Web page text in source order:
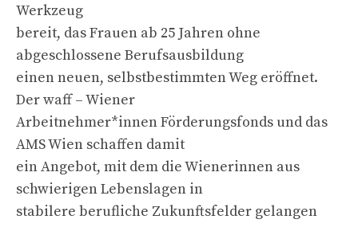
Werkzeug
bereit, das Frauen ab 25 Jahren ohne
abgeschlossene Berufsausbildung
einen neuen, selbstbestimmten Weg eröffnet.
Der waff – Wiener
Arbeitnehmer*innen Förderungsfonds und das
AMS Wien schaffen damit
ein Angebot, mit dem die Wienerinnen aus
schwierigen Lebenslagen in
stabilere berufliche Zukunftsfelder gelangen